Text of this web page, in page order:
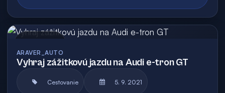
ARAVER_AUTO
Vyhraj zážitkovú jazdu na Audi e-tron GT
Cestovanie 5. 9. 2021